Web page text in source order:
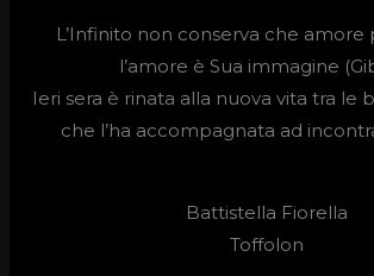
L’Infinito non conserva che amore
l’amore è Sua immagine
Ieri sera è rinata alla nuova vita tra le
che l’ha accompagnata ad
Battistella Fiorella
Toffolon